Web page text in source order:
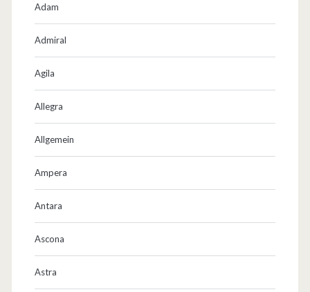
Adam
Admiral
Agila
Allegra
Allgemein
Ampera
Antara
Ascona
Astra